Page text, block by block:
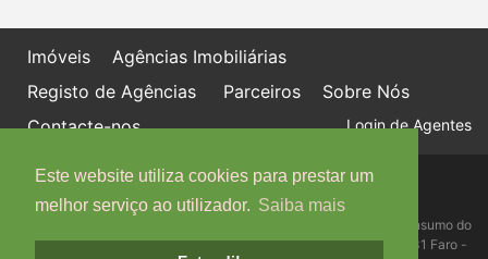
Este website utiliza cookies para prestar um
melhor serviço ao utilizador. Saiba mais
Imóveis
Agências Imobiliárias
Registo de Agências
Parceiros
Sobre Nós
Contacte-nos
Login de Agentes
Política de proteção de dados
Livro de Reclamações online
Centro de Informação, Mediação e Arbitragem de Conflitos de Consumo do
Algarve - Edifício Ninho de Empresas, Estrada da Penha, 8005-131 Faro -